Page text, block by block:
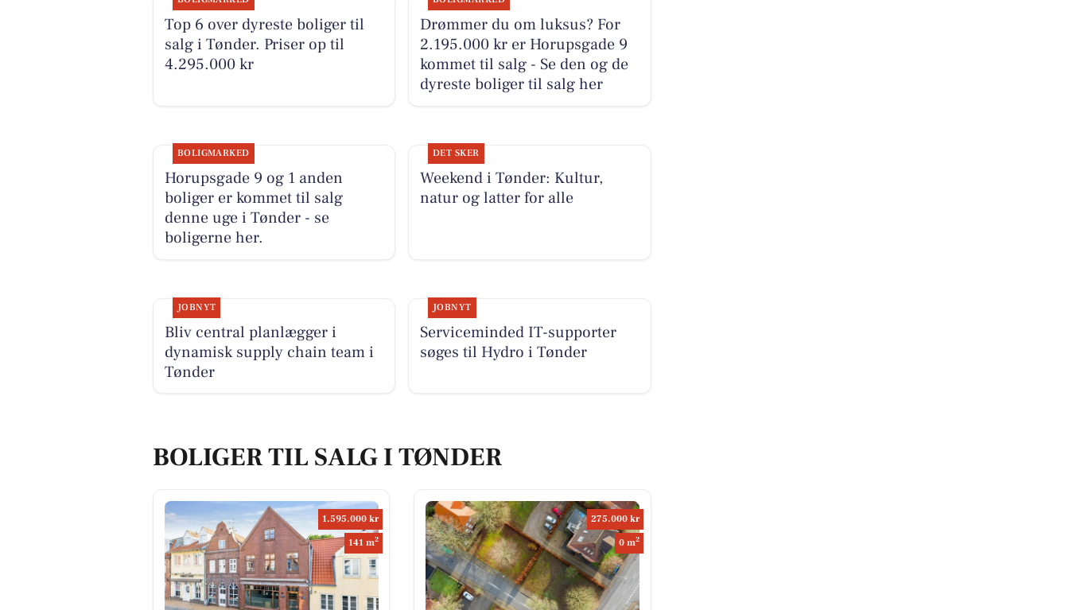
Top 6 over dyreste boliger til
salg i Tønder. Priser op til
4.295.000 kr
Drømmer du om luksus? For
2.195.000 kr er Horupsgade 9
kommet til salg - Se den og de
dyreste boliger til salg her
BOLIGMARKED
Horupsgade 9 og 1 anden
boliger er kommet til salg
denne uge i Tønder - se
boligerne her.
DET SKER
Weekend i Tønder: Kultur,
natur og latter for alle
JOBNYT
Bliv central planlægger i
dynamisk supply chain team i
Tønder
JOBNYT
Serviceminded IT-supporter
søges til Hydro i Tønder
BOLIGER TIL SALG I TØNDER
1.595.000 kr
141 m2
275.000 kr
0 m2